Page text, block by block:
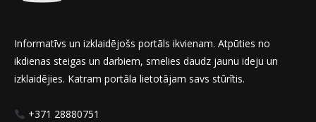
Informatīvs un izklaidējošs portāls ikvienam. Atpūties no
ikdienas steigas un darbiem, smelies daudz jaunu ideju un
izklaidējies. Katram portāla lietotājam savs stūrītis.
+371 28880751